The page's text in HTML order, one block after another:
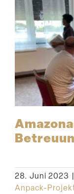
28. Juni 2023 |
Anpack-